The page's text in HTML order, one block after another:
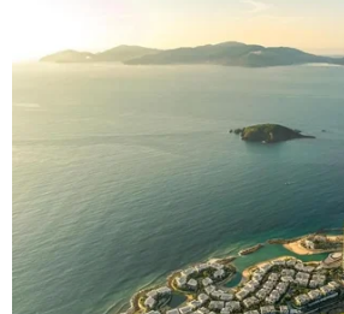
Hà Nội: Tuyệt đối không để
trạng 'lạm thu' đầu năm học
20/09/2021 11:48
Hà Nôi yêu cầu trong trường hợp
phức tạp không thể tổ chức dạy
dạy học trực tuyến để hoàn thành
bảo đảm chất lượng giáo dục.